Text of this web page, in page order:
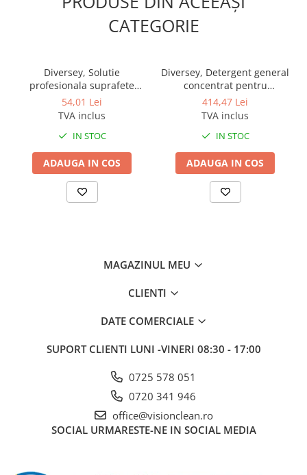
CATEGORIE
Diversey, Solutie
profesionala suprafete
lavabile TASKI Sprint Multi,
500 ml
54,01 Lei
TVA inclus
IN STOC
ADAUGA IN COS
Diversey, Detergent general
concentrat pentru
suprafete lavabile TASKI
Sprint 200 J-Flex, 1.5L
414,47 Lei
TVA inclus
IN STOC
ADAUGA IN COS
MAGAZINUL MEU
CLIENTI
DATE COMERCIALE
SUPORT CLIENTI LUNI -VINERI 08:30 - 17:00
0725 578 051
0720 341 946
office@visionclean.ro
SOCIAL URMARESTE-NE IN SOCIAL MEDIA